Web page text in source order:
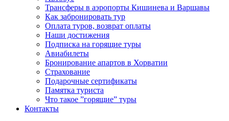
Трансферы в аэропорты Кишинева и Варшавы
Как забронировать тур
Оплата туров, возврат оплаты
Наши достижения
Подписка на горящие туры
Авиабилеты
Бронирование апартов в Хорватии
Страхование
Подарочные сертификаты
Памятка туриста
Что такое ”горящие” туры
Контакты